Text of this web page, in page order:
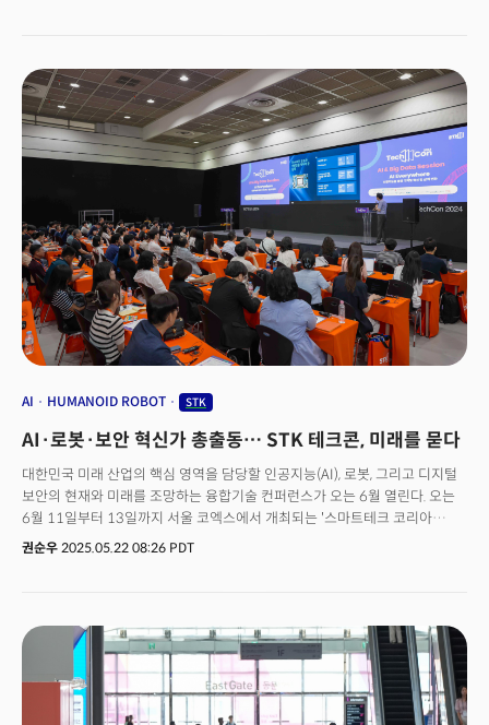
융복합 기술 전시회로 성장해 왔다"고 설명했다.올해 STK 2025는 '미래를
연결하라(Connect the Future)'를 슬로건으로, 지난해보다 한층 강화된
주제와 프로그램을 통해 양적·질적 성장을 추구한다. 특히 인공지능, 빅데이터,
로봇, 디지털 유통 및 물류, 보안 기술, 글로벌 공급망 등 6개 핵심 분야를
중심으로 구성된다.김 상무는 "글로벌, 비즈니스, 트렌드 등 3가지 트렌드를
중심으로 각 분야를 대표하는 국내외 기업 리더와 학계, 그리고 정부
관계자들이 참가할 예정"이라며 "산업별 유관 정부기관과 협단체, 그리고 전문
미디어가 공동으로 주최해 전문성을 높였다. 글로벌 바이어들을 통해 실제
비즈니스로 연결되는 네트워크의 장이 마련될 것”이라고 설명했다. 김준호
상무로부터 올해 박람회의 핵심 내용과 특징을 들어봤다.
AI HUMANOID ROBOT STK
AI·로봇·보안 혁신가 총출동… STK 테크콘, 미래를 묻다
대한민국 미래 산업의 핵심 영역을 담당할 인공지능(AI), 로봇, 그리고 디지털
보안의 현재와 미래를 조망하는 융합기술 컨퍼런스가 오는 6월 열린다. 오는
6월 11일부터 13일까지 서울 코엑스에서 개최되는 '스마트테크 코리아
2025(Smart Tech Korea 2025)' 박람회의 핵심 프로그램인 '테크콘
자리로 마련된다. 컨퍼런스는 6월 11일부터 13일까지 코엑스 4층
컨퍼런스룸 401호에서 진행된다. 첫째 날인 11일에는 로봇, 둘째 날은
인공지능(AI), 셋째 날은 디지털 보안을 중심으로 한 세션이 진행될 예정이다.
참가 대상은 최신 기술 트렌드와 실무 사례를 빠르게 파악하고 싶은 실무자,
혁신적인 솔루션과 비즈니스 기회를 모색하는 기업 관계자, 그리고 연구
권순우 2025.05.22 08:26 PDT